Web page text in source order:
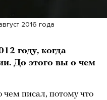
2016 года
году, когда
До этого вы о чем
писал, потому что